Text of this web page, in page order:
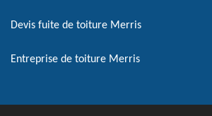
Devis fuite de toiture Merris
Entreprise de toiture Merris